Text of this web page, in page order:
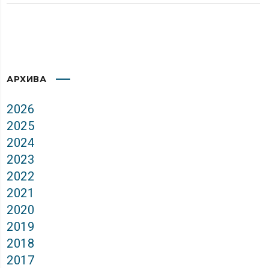
АРХИВА
2026
2025
2024
2023
2022
2021
2020
2019
2018
2017